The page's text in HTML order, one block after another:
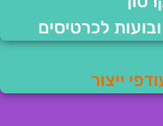
לכרטיסים
ייצור